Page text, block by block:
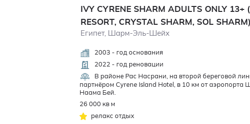
IVY CYRENE SHARM ADULTS ONLY 13+
RESORT, CRYSTAL SHARM, SOL
Египет, Шарм-Эль-Шейх
2003 - год основания
2022 - год реновации
В районе Рас Насрани, на второй береговой
партнёром Cyrene Island Hotel, в 10 км от
Наама Бей.
26 000 кв м
релакс отдых